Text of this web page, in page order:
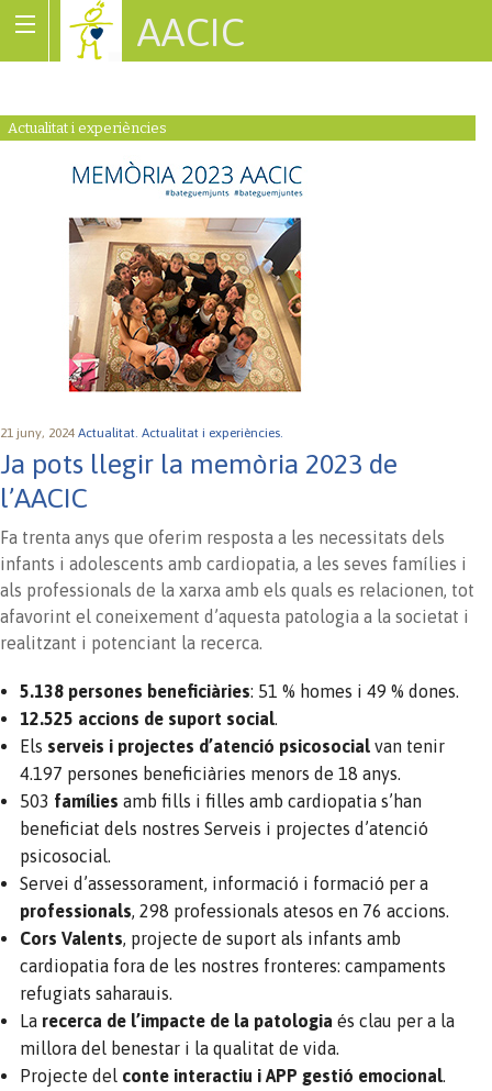
AACIC
Actualitat i experiències
21 juny, 2024 Actualitat. Actualitat i experiències.
Ja pots llegir la memòria 2023 de
l’AACIC
Fa trenta anys que oferim resposta a les necessitats dels
infants i adolescents amb cardiopatia, a les seves famílies i
als professionals de la xarxa amb els quals es relacionen, tot
afavorint el coneixement d’aquesta patologia a la societat i
realitzant i potenciant la recerca.
5.138 persones beneficiàries: 51 % homes i 49 % dones.
12.525 accions de suport social
Els serveis i projectes d’atenció psicosocial van tenir
4.197 persones beneficiàries menors de 18 anys.
503 famílies amb fills i filles amb cardiopatia s’han
beneficiat dels nostres Serveis i projectes d’atenció
psicosocial.
Servei d’assessorament, informació i formació per a
professionals , 298 professionals atesos en 76 accions.
Cors Valents , projecte de suport als infants amb
cardiopatia fora de les nostres fronteres: campaments
refugiats saharauis.
La recerca de l’impacte de la patologia és clau per a la
millora del benestar i la qualitat de vida.
Projecte del conte interactiu i APP gestió emocional